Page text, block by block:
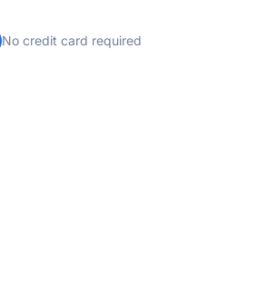
No credit card required